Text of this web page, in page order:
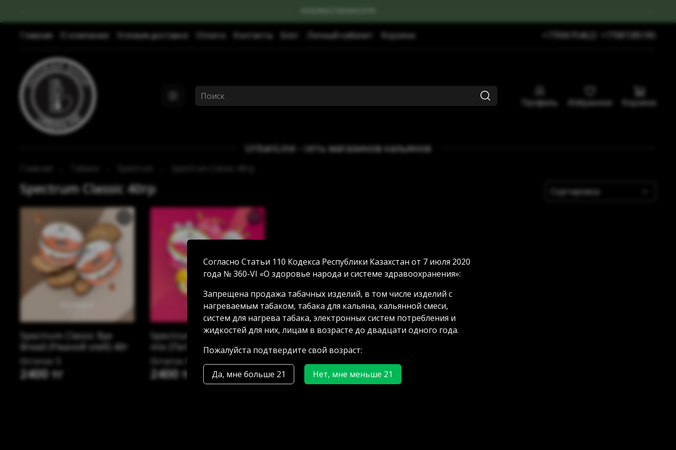
Главная О компании Условия доставки Оплата Контакты Блог Личный кабинет Корзина +77006754622 +77087285185
Профиль Избранное Корзина
UrbanLine - сеть магазинов кальянов
Spectrum Classic 40гр
Spectrum Classic Rye
Bread (Ржаной хлеб) 40г
Остаток: 5
2400 тг
Spectrum Classic Dragon
mix (Питайя айва) 40г
Остаток: 6
2400 тг
Согласно Статьи 110 Кодекса Республики Казахстан от 7 июля 2020
года № 360-VI «О здоровье народа и системе здравоохранения»:
Запрещена продажа табачных изделий, в том числе изделий с
нагреваемым табаком, табака для кальяна, кальянной смеси,
систем для нагрева табака, электронных систем потребления и
жидкостей для них, лицам в возрасте до двадцати одного года.
Пожалуйста подтвердите свой возраст:
Да, мне больше 21 Нет, мне меньше 21